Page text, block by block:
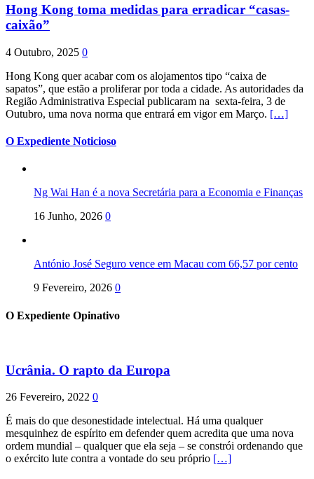
Hong Kong toma medidas para erradicar “casas-
caixão”
4 Outubro, 2025 0
Hong Kong quer acabar com os alojamentos tipo “caixa de
sapatos”, que estão a proliferar por toda a cidade. As autoridades da
Região Administrativa Especial publicaram na sexta-feira, 3 de
Outubro, uma nova norma que entrará em vigor em Março. […]
O Expediente Noticioso
Ng Wai Han é a nova Secretária para a Economia e Finanças
16 Junho, 2026 0
António José Seguro vence em Macau com 66,57 por cento
9 Fevereiro, 2026 0
O Expediente Opinativo
Ucrânia. O rapto da Europa
26 Fevereiro, 2022 0
É mais do que desonestidade intelectual. Há uma qualquer
mesquinhez de espírito em defender quem acredita que uma nova
ordem mundial – qualquer que ela seja – se constrói ordenando que
o exército lute contra a vontade do seu próprio […]